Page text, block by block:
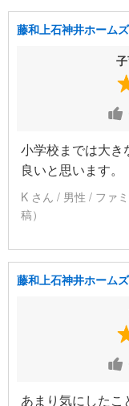
藤和上石神井ホーム
小学校までは大き
良いと思います。
K さん / 男性 / ファ
稿）
藤和上石神井ホーム
あまり気にした